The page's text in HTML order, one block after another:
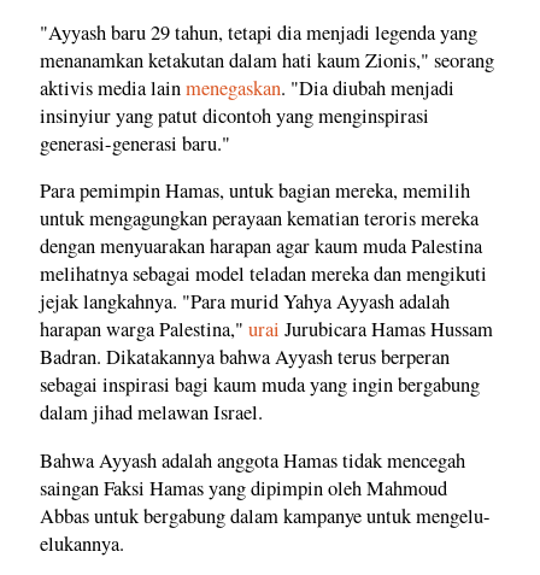
"Ayyash baru 29 tahun, tetapi dia menjadi legenda yang
menanamkan ketakutan dalam hati kaum Zionis," seorang
aktivis media lainmenegaskan. "Dia diubah menjadi
insinyiur yang patut dicontoh yang menginspirasi
generasi-generasi baru."
Para pemimpin Hamas, untuk bagian mereka, memilih
untuk mengagungkan perayaan kematian teroris mereka
dengan menyuarakan harapan agar kaum muda Palestina
melihatnya sebagai model teladan mereka dan mengikuti
jejak langkahnya. "Para murid Yahya Ayyash adalah
harapan warga Palestina," urai Jurubicara Hamas Hussam
Badran. Dikatakannya bahwa Ayyash terus berperan
sebagai inspirasi bagi kaum muda yang ingin bergabung
dalam jihad melawan Israel.
Bahwa Ayyash adalah anggota Hamas tidak mencegah
saingan Faksi Hamas yang dipimpin oleh Mahmoud
Abbas untuk bergabung dalam kampanye untuk mengelu-
elukannya.